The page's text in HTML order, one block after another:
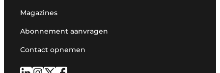
Magazines
Abonnement aanvragen
Contact opnemen